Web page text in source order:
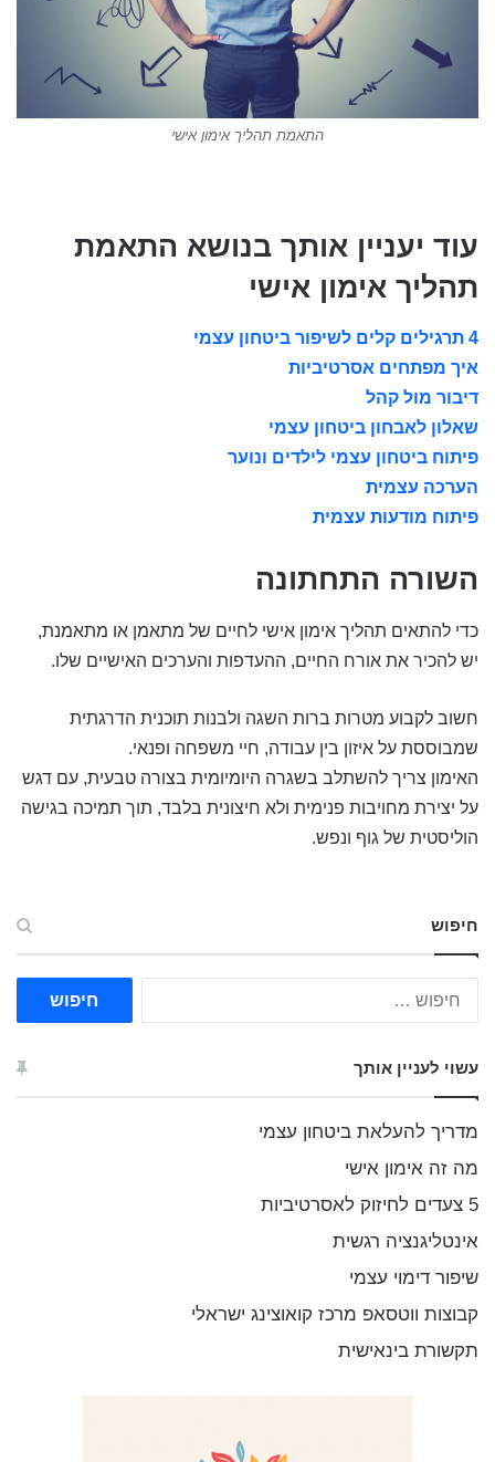
התאמת תהליך אימון אישי
עוד יעניין אותך בנושא התאמת
תהליך אימון אישי
4 תרגילים קלים לשיפור ביטחון עצמי
איך מפתחים אסרטיביות
דיבור מול קהל
שאלון לאבחון ביטחון עצמי
פיתוח ביטחון עצמי לילדים ונוער
הערכה עצמית
פיתוח מודעות עצמית
השורה התחתונה
כדי להתאים תהליך אימון אישי לחיים של מתאמן או מתאמנת,
יש להכיר את אורח החיים, ההעדפות והערכים האישיים שלו.
חשוב לקבוע מטרות ברות השגה ולבנות תוכנית הדרגתית
שמבוססת על איזון בין עבודה, חיי משפחה ופנאי.
האימון צריך להשתלב בשגרה היומיומית בצורה טבעית, עם דגש
על יצירת מחויבות פנימית ולא חיצונית בלבד, תוך תמיכה בגישה
הוליסטית של גוף ונפש.
חיפוש
:
עשוי לעניין אותך
מדריך להעלאת ביטחון עצמי
מה זה אימון אישי
5 צעדים לחיזוק לאסרטיביות
אינטליגנציה רגשית
שיפור דימוי עצמי
קבוצות ווטסאפ מרכז קואוצינג ישראלי
תקשורת בינאישית